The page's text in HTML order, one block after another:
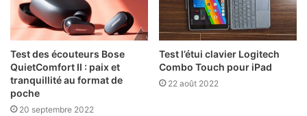
Test des écouteurs Bose
QuietComfort II : paix et
tranquillité au format de
poche
20 septembre 2022
Test l’étui clavier Logitech
Combo Touch pour iPad
22 août 2022